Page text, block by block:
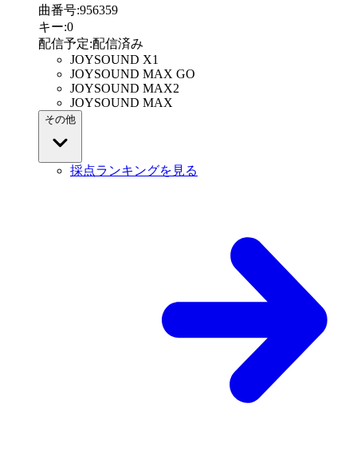
曲番号:956359
キー:0
配信予定:配信済み
JOYSOUND X1
JOYSOUND MAX GO
JOYSOUND MAX2
JOYSOUND MAX
その他
採点ランキングを見る